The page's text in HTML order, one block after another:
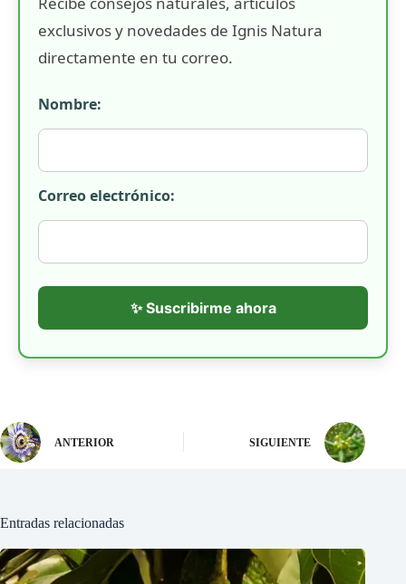
exclusivos y novedades de Ignis Natura
directamente en tu correo.
Nombre:
Correo electrónico:
✨ Suscribirme ahora
ANTERIOR SIGUIENTE
Entradas relacionadas